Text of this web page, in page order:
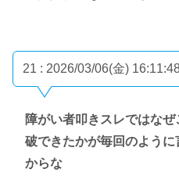
21 : 2026/03/06(金)
障がい者叩きスレではな
破できたかが毎回のよう
からな